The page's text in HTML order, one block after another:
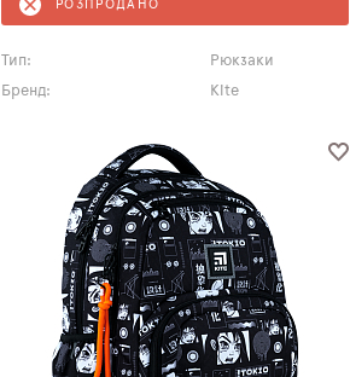
РОЗПРОДАНО
Тип:
Рюкзаки
Бренд:
Kite